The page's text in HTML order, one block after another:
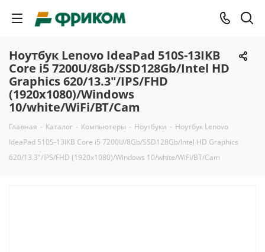
Ноутбук Lenovo IdeaPad 510S-13IKB
Core i5 7200U/8Gb/SSD128Gb/Intel HD
Graphics 620/13.3"/IPS/FHD
(1920x1080)/Windows
10/white/WiFi/BT/Cam
Главная - Каталог - Компьютеры - Ноутбуки - Ноутбук Lenovo
IdeaPad 510S-13IKB Core i5 7200U/8Gb/SSD128Gb/Intel HD Graphics
620/13.3"/IPS/FHD (1920x1080)/Windows 10/white/WiFi/BT/Cam